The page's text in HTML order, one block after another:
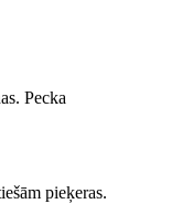
Pecka
pieķeras.